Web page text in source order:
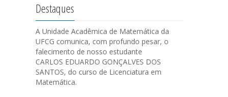
Destaques
A Unidade Acadêmica de Matemática da
UFCG comunica, com profundo pesar, o
falecimento de nosso estudante
CARLOS EDUARDO GONÇALVES DOS
SANTOS, do curso de Licenciatura em
Matemática.